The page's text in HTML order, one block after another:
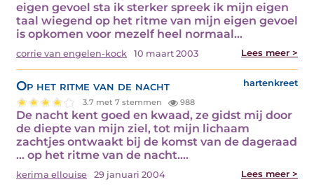
eigen gevoel sta ik sterker spreek ik mijn eigen
taal wiegend op het ritme van mijn eigen gevoel
is opkomen voor mezelf heel normaal…
corrie van engelen-kock 10 maart 2003 Lees meer >
Op het ritme van de nacht hartenkreet
3.7 met 7 stemmen 988
De nacht kent goed en kwaad, ze gidst mij door
de diepte van mijn ziel, tot mijn lichaam
zachtjes ontwaakt bij de komst van de dageraad
… op het ritme van de nacht.…
kerima ellouise 29 januari 2004 Lees meer >